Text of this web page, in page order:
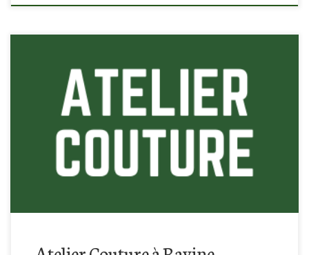
Retrouvez-nous à Ravine blanche à Saint-Pierre pour cette
atelier couture !